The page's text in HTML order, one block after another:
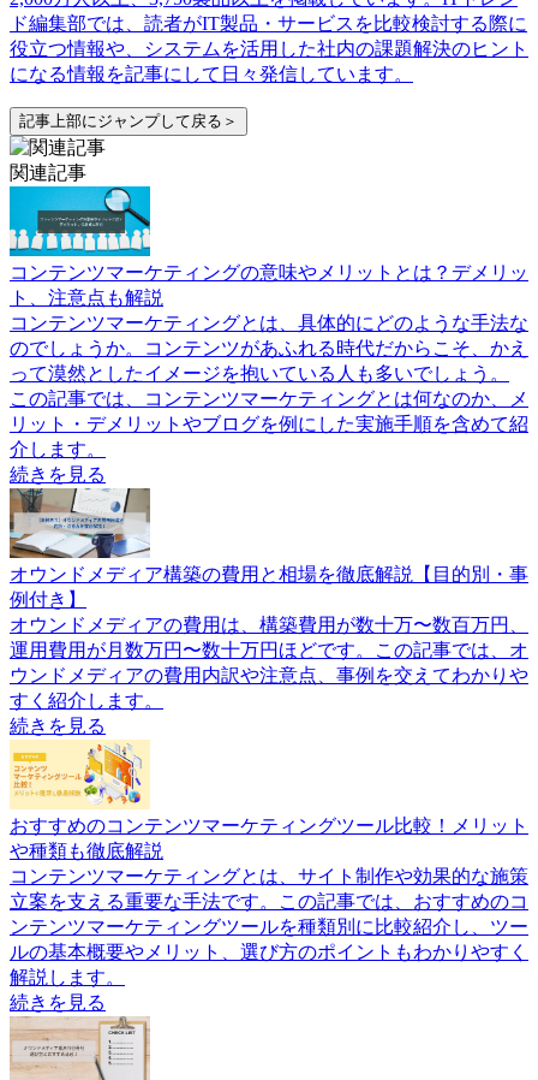
ド編集部では、読者がIT製品・サービスを比較検討する際に
役立つ情報や、システムを活用した社内の課題解決のヒント
になる情報を記事にして日々発信しています。
記事上部にジャンプして戻る＞
関連記事
コンテンツマーケティングの意味やメリットとは？デメリッ
ト、注意点も解説
コンテンツマーケティングとは、具体的にどのような手法な
のでしょうか。コンテンツがあふれる時代だからこそ、かえ
って漠然としたイメージを抱いている人も多いでしょう。
この記事では、コンテンツマーケティングとは何なのか、メ
リット・デメリットやブログを例にした実施手順を含めて紹
介します。
続きを見る
オウンドメディア構築の費用と相場を徹底解説【目的別・事
例付き】
オウンドメディアの費用は、構築費用が数十万〜数百万円、
運用費用が月数万円〜数十万円ほどです。この記事では、オ
ウンドメディアの費用内訳や注意点、事例を交えてわかりや
すく紹介します。
続きを見る
おすすめのコンテンツマーケティングツール比較！メリット
や種類も徹底解説
コンテンツマーケティングとは、サイト制作や効果的な施策
立案を支える重要な手法です。この記事では、おすすめのコ
ンテンツマーケティングツールを種類別に比較紹介し、ツー
ルの基本概要やメリット、選び方のポイントもわかりやすく
解説します。
続きを見る